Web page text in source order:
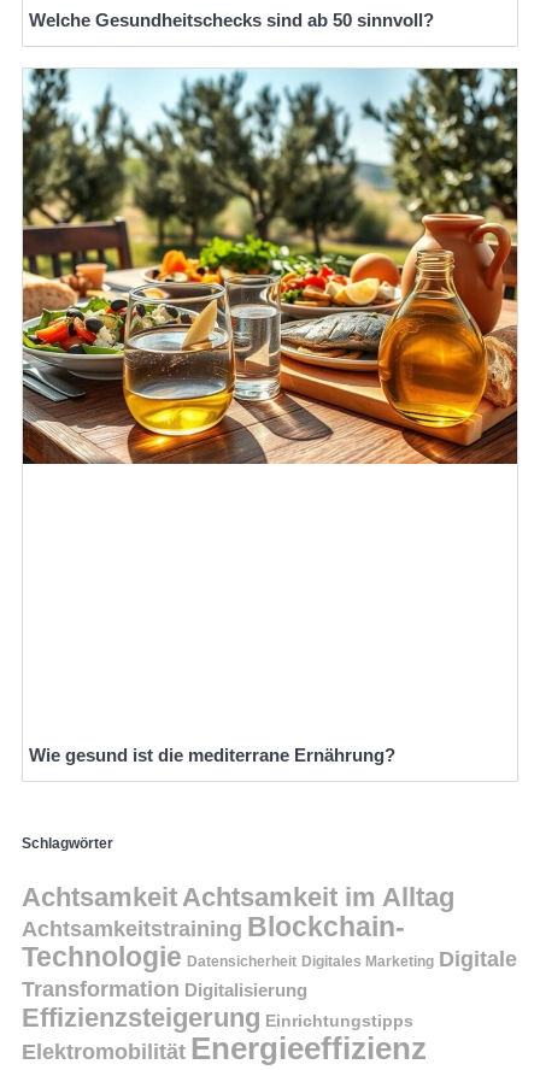
Welche Gesundheitschecks sind ab 50 sinnvoll?
Wie gesund ist die mediterrane Ernährung?
Schlagwörter
AchtsamkeitAchtsamkeit im Alltag
Achtsamkeitstraining Blockchain-
Technologie Datensicherheit Digitales Marketing Digitale
Transformation Digitalisierung
Effizienzsteigerung Einrichtungstipps
Elektromobilität Energieeffizienz